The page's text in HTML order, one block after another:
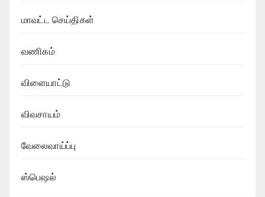
மாவட்ட செய்திகள்
வணிகம்
விளையாட்டு
விவசாயம்
வேலைவாய்ப்பு
ஸ்பெஷல்